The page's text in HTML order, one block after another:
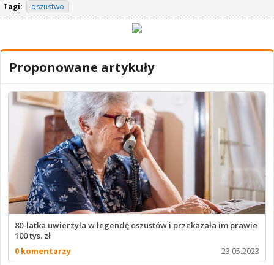
Tagi: oszustwo
Proponowane artykuły
80-latka uwierzyła w legendę oszustów i przekazała im prawie
100 tys. zł
0 komentarzy
23.05.2023